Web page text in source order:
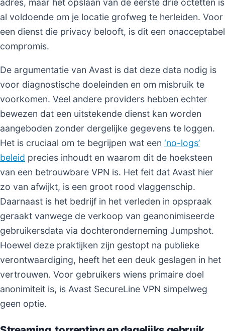
adres, maar het opslaan van de eerste drie octetten is
al voldoende om je locatie grofweg te herleiden. Voor
een dienst die privacy belooft, is dit een onacceptabel
compromis.
De argumentatie van Avast is dat deze data nodig is
voor diagnostische doeleinden en om misbruik te
voorkomen. Veel andere providers hebben echter
bewezen dat een uitstekende dienst kan worden
aangeboden zonder dergelijke gegevens te loggen.
Het is cruciaal om te begrijpen wat een ‘no-logs’
beleid precies inhoudt en waarom dit de hoeksteen
van een betrouwbare VPN is. Het feit dat Avast hier
zo van afwijkt, is een groot rood vlaggenschip.
Daarnaast is het bedrijf in het verleden in opspraak
geraakt vanwege de verkoop van geanonimiseerde
gebruikersdata via dochteronderneming Jumpshot.
Hoewel deze praktijken zijn gestopt na publieke
verontwaardiging, heeft het een deuk geslagen in het
vertrouwen. Voor gebruikers wiens primaire doel
anonimiteit is, is Avast SecureLine VPN simpelweg
geen optie.